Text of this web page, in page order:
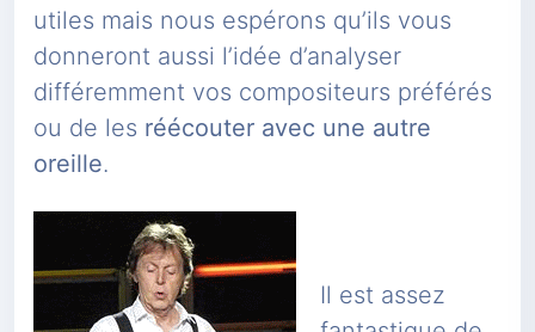
utiles mais nous espérons qu’ils vous
donneront aussi l’idée d’analyser
différemment vos compositeurs préférés
ou de les réécouter avec une autre
oreille.
Il est assez